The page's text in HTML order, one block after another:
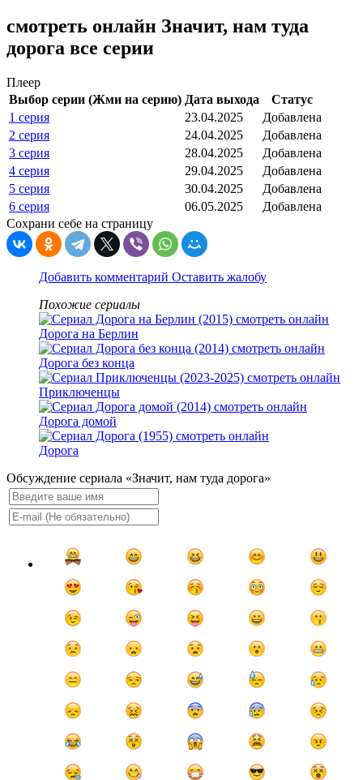
смотреть онлайн Значит, нам туда
дорога все серии
Плеер
Выбор серии (Жми на серию) Дата выхода
Статус
1 серия
23.04.2025
Добавлена
2 серия
24.04.2025
Добавлена
3 серия
28.04.2025
Добавлена
4 серия
29.04.2025
Добавлена
5 серия
30.04.2025
Добавлена
6 серия
06.05.2025
Добавлена
Сохрани себе на страницу
Добавить комментарий Оставить жалобу
Похожие сериалы
Дорога на Берлин
Дорога без конца
Приключенцы
Дорога домой
Дорога
Обсуждение сериала «Значит, нам туда дорога»